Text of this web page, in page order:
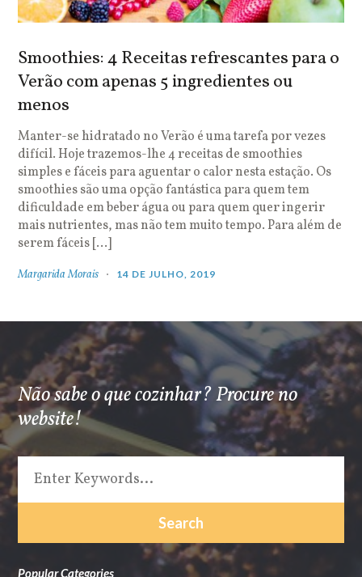
Smoothies: 4 Receitas refrescantes para o
Verão com apenas 5 ingredientes ou
menos
Manter-se hidratado no Verão é uma tarefa por vezes
difícil. Hoje trazemos-lhe 4 receitas de smoothies
simples e fáceis para aguentar o calor nesta estação. Os
smoothies são uma opção fantástica para quem tem
dificuldade em beber água ou para quem quer ingerir
mais nutrientes, mas não tem muito tempo. Para além de
serem fáceis […]
Margarida Morais 14 DE JULHO, 2019
Não sabe o que cozinhar? Procure no
website!
Popular Categories